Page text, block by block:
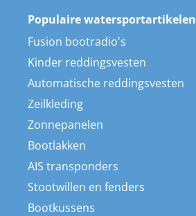
Populaire watersportartikelen
Fusion bootradio's
Kinder reddingsvesten
Automatische reddingsvesten
Zeilkleding
Zonnepanelen
Bootlakken
AIS transponders
Stootwillen en fenders
Bootkussens